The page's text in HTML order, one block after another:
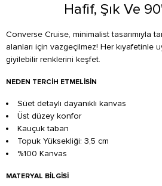
Hafif, Şık Ve
Converse Cruise, minimalist tasarımıyla
alanları için vazgeçilmez! Her kıyafetinle
giyilebilir renklerini keşfet.
NEDEN TERCIH ETMELISIN
Süet detaylı dayanıklı kanvas
Üst düzey konfor
Kauçuk taban
Topuk Yüksekliği: 3,5 cm
%100 Kanvas
MATERYAL BILGISI